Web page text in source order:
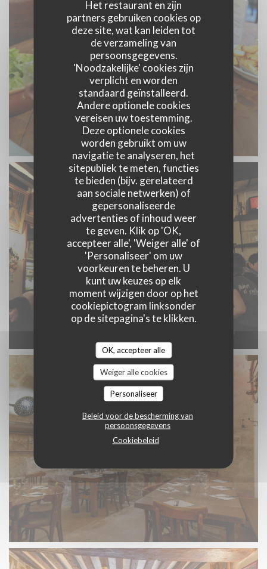
Het restaurant en zijn
partners gebruiken cookies op
deze site, wat kan leiden tot
de verzameling van
persoonsgegevens.
'Noodzakelijke' cookies zijn
verplicht en worden
standaard geïnstalleerd.
Andere optionele cookies
vereisen uw toestemming.
Deze optionele cookies
worden gebruikt om uw
navigatie te analyseren, het
sitepubliek te meten, functies
te bieden (bijv. gerelateerd
aan sociale netwerken) of
gepersonaliseerde
advertenties of inhoud weer
te geven. Klik op 'OK,
accepteer alle', 'Weiger alle' of
'Personaliseer' om uw
voorkeuren te beheren. U
kunt uw keuzes op elk
moment wijzigen door op het
cookiepictogram linksonder
op de sitepagina's te klikken.
OK, accepteer alle
Weiger alle cookies
Personaliseer
Beleid voor de bescherming van
persoonsgegevens
Cookiebeleid